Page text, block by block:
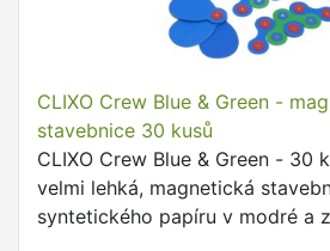
CLIXO Crew Blue & Green -
stavebnice 30 kusů
CLIXO Crew Blue & Green - 30
velmi lehká, magnetická
syntetického papíru v modré a